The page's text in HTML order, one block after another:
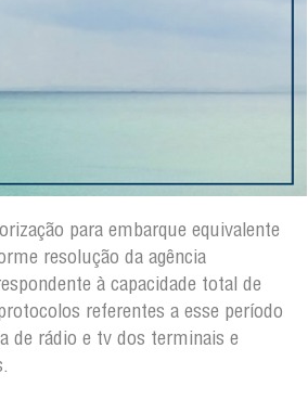
para embarque equivalente
resolução da agência
à capacidade total de
referentes a esse período
de rádio e tv dos terminais e